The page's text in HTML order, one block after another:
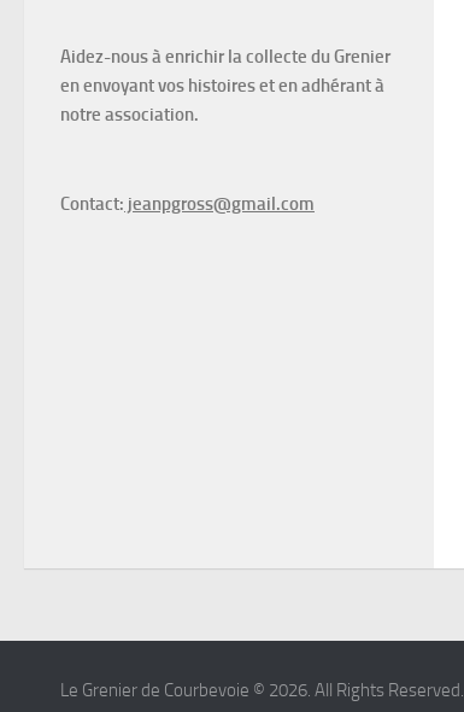
Aidez-nous à enrichir la collecte du Grenier
en envoyant vos histoires et en adhérant à
notre association.
Contact: jeanpgross@gmail.com
Le Grenier de Courbevoie © 2026. All Rights Reserved.